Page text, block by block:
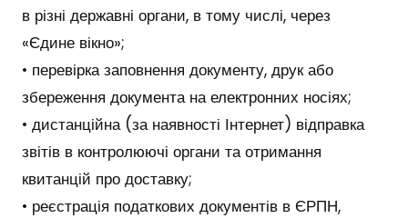
в різні державні органи, в тому числі, через
«Єдине вікно»;
• перевірка заповнення документу, друк або
збереження документа на електронних носіях;
• дистанційна (за наявності Інтернет) відправка
звітів в контролюючі органи та отримання
квитанцій про доставку;
• реєстрація податкових документів в ЄРПН,